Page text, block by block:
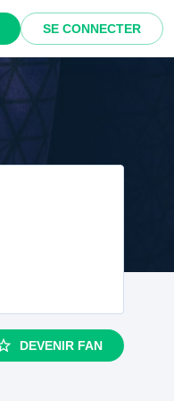
SE CONNECTER
DEVENIR FAN